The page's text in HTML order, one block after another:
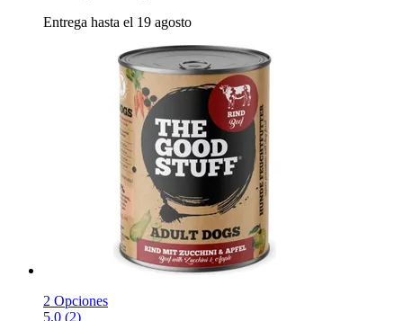
Entrega hasta el 19 agosto
2 Opciones
5.0 (2)